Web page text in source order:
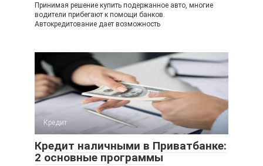
Принимая решение купить подержанное авто, многие
водители прибегают к помощи банков.
Автокредитование дает возможность
Кредит
Кредит наличными в Приватбанке:
2 основные программы